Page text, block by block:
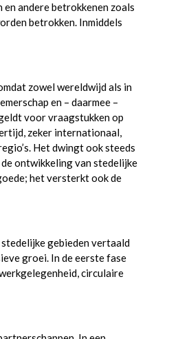
andere betrokkenen zoals
betrokken. Inmiddels
zowel wereldwijd als in
en – daarmee –
voor vraagstukken op
zeker internationaal,
Het dwingt ook steeds
ontwikkeling van stedelijke
het versterkt ook de
gebieden vertaald
groei. In de eerste fase
circulaire